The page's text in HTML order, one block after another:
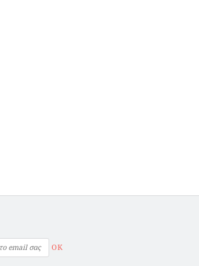
OK